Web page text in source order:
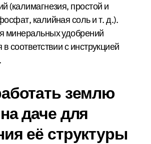
(калимагнезия, простой и
калийная соль и т. д.).
минеральных удобрений
соответствии с инструкцией
землю
даче для
её структуры